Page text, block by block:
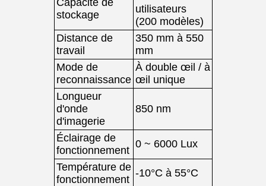
Capacité de
stockage
utilisateurs
(200 modèles)
Distance de
travail
350 mm à 550
mm
Mode de
reconnaissance
À double œil / à
œil unique
Longueur
d'onde
d'imagerie
850 nm
Éclairage de
fonctionnement
0 ~ 6000 Lux
Température de
fonctionnement
-10°C à 55°C